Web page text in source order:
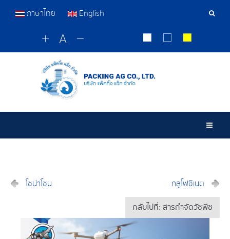
เครื่อ
ภาษาไทย English
โซน่าโซน กลูโฟซิเนต
กลับไปที่: สารกำจัดวัชพืช